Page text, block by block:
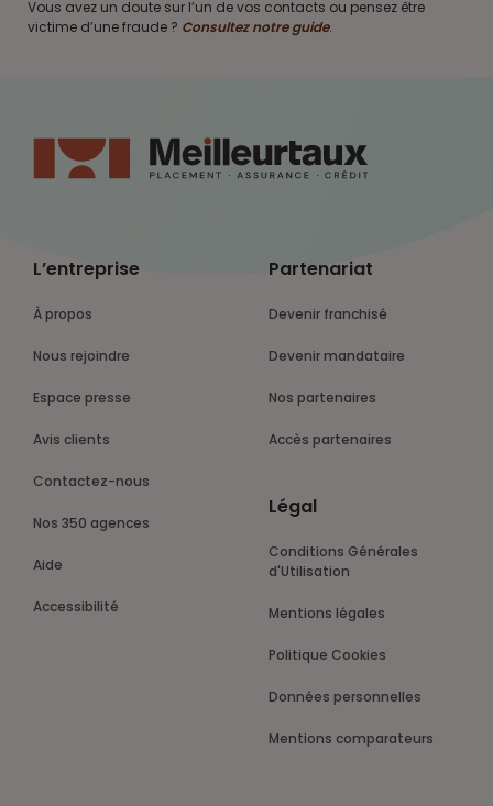
Vous avez un doute sur l’un de vos contacts ou pensez être
victime d’une fraude ? Consultez notre guide.
L’entreprise
À propos
Nous rejoindre
Espace presse
Avis clients
Contactez-nous
Nos 350 agences
Aide
Accessibilité
Partenariat
Devenir franchisé
Devenir mandataire
Nos partenaires
Accès partenaires
Légal
Conditions Générales
d'Utilisation
Mentions légales
Politique Cookies
Données personnelles
Mentions comparateurs